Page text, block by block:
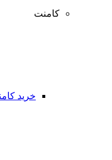
کامنت
خرید